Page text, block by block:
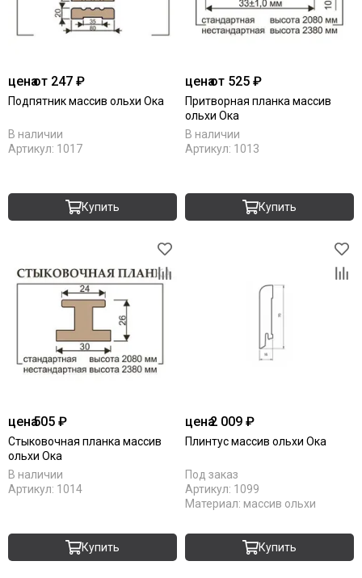
ценаот 247 ₽
Подпятник массив ольхи Ока
В наличии
Артикул: 1017
Купить
ценаот 525 ₽
Притворная планка массив
ольхи Ока
В наличии
Артикул: 1013
Купить
цена505 ₽
Стыковочная планка массив
ольхи Ока
В наличии
Артикул: 1014
Купить
цена2 009 ₽
Плинтус массив ольхи Ока
Под заказ
Артикул: 1099
Материал: массив ольхи
Купить